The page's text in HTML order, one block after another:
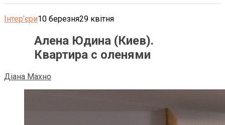
Інтер'єри10 березня29 квітня
Алена Юдина (Киев).
Квартира с оленями
Діана Махно